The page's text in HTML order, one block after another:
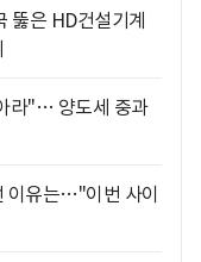
뚫은 HD건설기계
라"… 양도세 중과
이유는…"이번 사이